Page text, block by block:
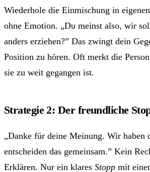
Wiederhole die Einmischung in
ohne Emotion. „Du meinst also, wir
anders erziehen?” Das zwingt dein
Position zu hören. Oft merkt die
sie zu weit gegangen ist.
Strategie 2: Der freundliche
„Danke für deine Meinung. Wir haben
entscheiden das gemeinsam.” Kein
Erklären. Nur ein klares Stopp mit